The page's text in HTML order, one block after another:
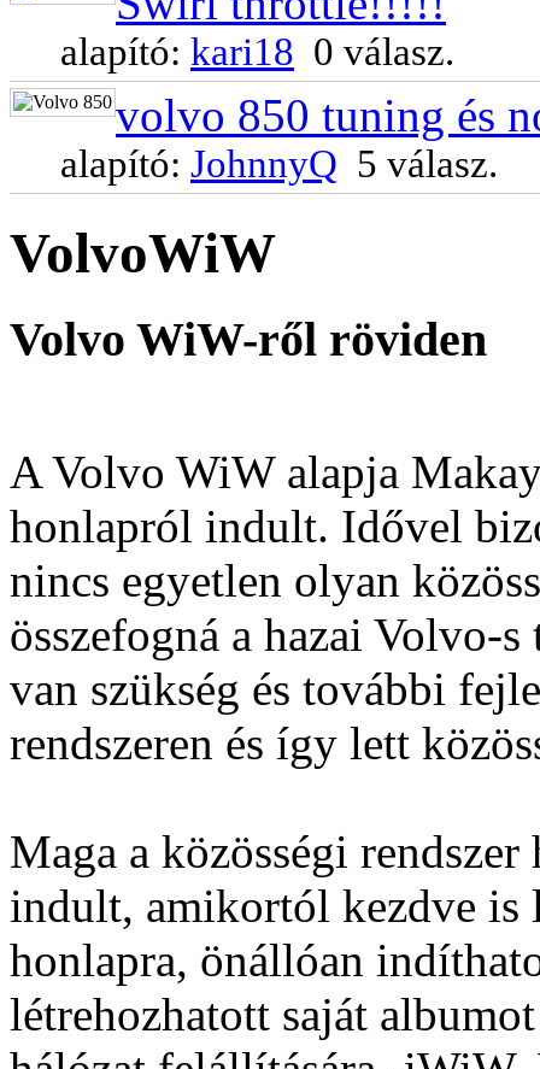
alapító: kari18 0 válasz.
volvo 850 tuning és
alapító: JohnnyQ 5 válasz.
VolvoWiW
Volvo WiW-ről röviden
A Volvo WiW alapja
honlapról indult. Idővel
nincs egyetlen olyan
összefogná a hazai Volvo-
van szükség és további
rendszeren és így lett
Maga a közösségi
indult, amikortól kezdve is
honlapra, önállóan
létrehozhatott saját